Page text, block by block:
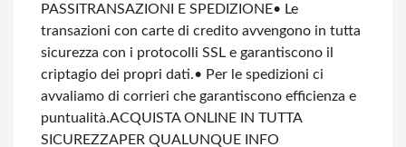
PASSI TRANSAZIONI E SPEDIZIONE• Le
transazioni con carte di credito avvengono in tutta
sicurezza con i protocolli SSL e garantiscono il
criptagio dei propri dati.• Per le spedizioni ci
avvaliamo di corrieri che garantiscono efficienza e
puntualità.ACQUISTA ONLINE IN TUTTA
SICUREZZAPER QUALUNQUE INFO